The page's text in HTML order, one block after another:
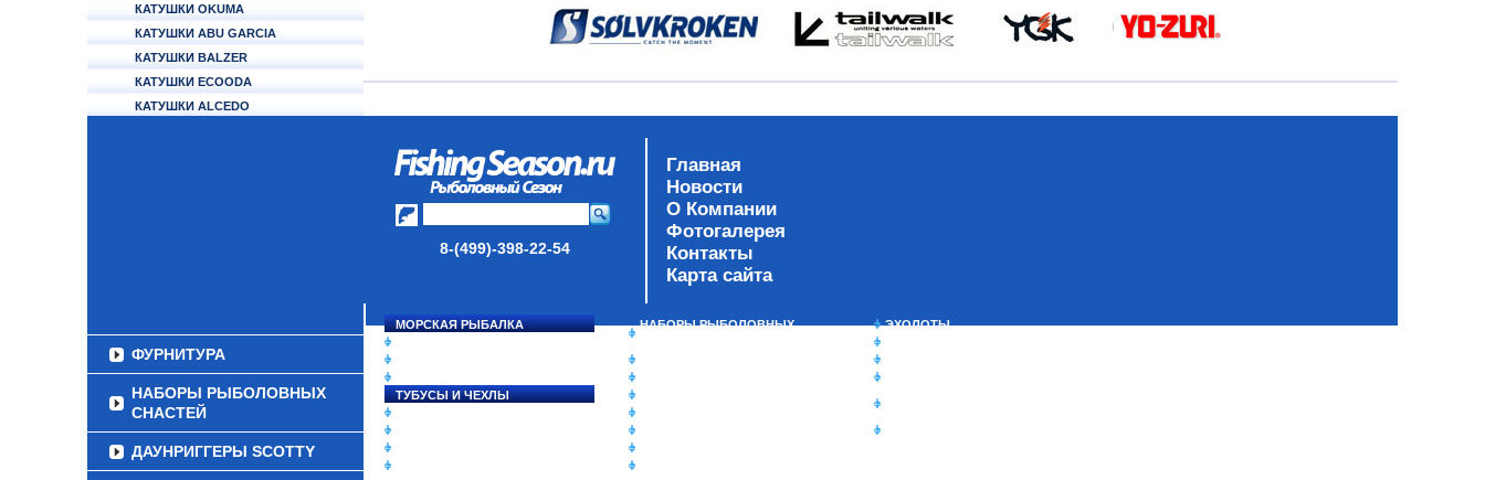
КАТУШКИ OKUMA
КАТУШКИ ABU GARCIA
КАТУШКИ BALZER
КАТУШКИ ECOODA
КАТУШКИ ALCEDO
ФУРНИТУРА
НАБОРЫ РЫБОЛОВНЫХ
СНАСТЕЙ
ДАУНРИГГЕРЫ SCOTTY
8-(499)-398-22-54
Главная
Новости
О Компании
Фотогалерея
Контакты
Карта сайта
МОРСКАЯ РЫБАЛКА
ТУБУСЫ И ЧЕХЛЫ
НАБОРЫ РЫБОЛОВНЫХ
ЭХОЛОТЫ